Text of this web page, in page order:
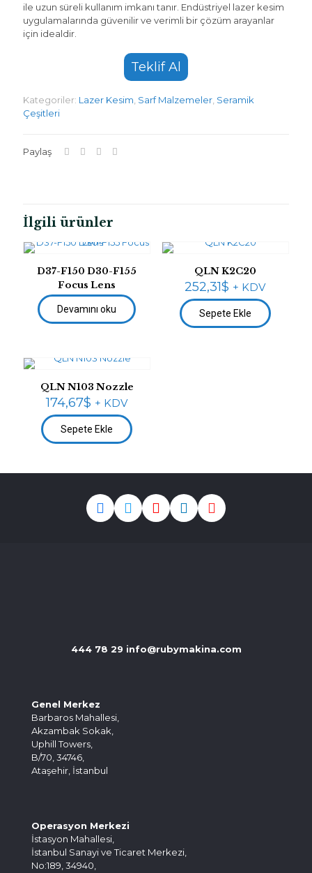
ile uzun süreli kullanım imkanı tanır. Endüstriyel lazer kesim
uygulamalarında güvenilir ve verimli bir çözüm arayanlar
için idealdir.
Teklif Al
Kategoriler: Lazer Kesim Sarf Malzemeler Seramik
Çeşitleri
Paylaş
İlgili ürünler
D37-F150 D30-F155
Focus Lens
Devamını oku
QLN K2C20
252,31$ + KDV
Sepete Ekle
QLN N103 Nozzle
174,67$ + KDV
Sepete Ekle
444 78 29 info@rubymakina.com
Genel Merkez
Barbaros Mahallesi,
Akzambak Sokak,
Uphill Towers,
B/70, 34746,
Ataşehir, İstanbul
Operasyon Merkezi
İstasyon Mahallesi,
İstanbul Sanayi ve Ticaret Merkezi,
No:189, 34940,